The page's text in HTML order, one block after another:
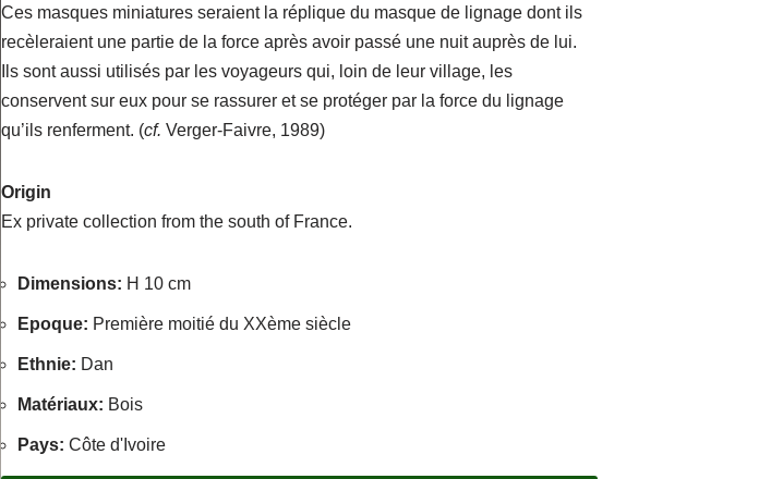
Ces masques miniatures seraient la réplique du masque de lignage dont ils
recèleraient une partie de la force après avoir passé une nuit auprès de lui.
Ils sont aussi utilisés par les voyageurs qui, loin de leur village, les
conservent sur eux pour se rassurer et se protéger par la force du lignage
qu’ils renferment. (cf. Verger-Faivre, 1989)
Origin
Ex private collection from the south of France.
Dimensions: H 10 cm
Epoque: Première moitié du XXème siècle
Ethnie: Dan
Matériaux: Bois
Pays:Côte d'Ivoire